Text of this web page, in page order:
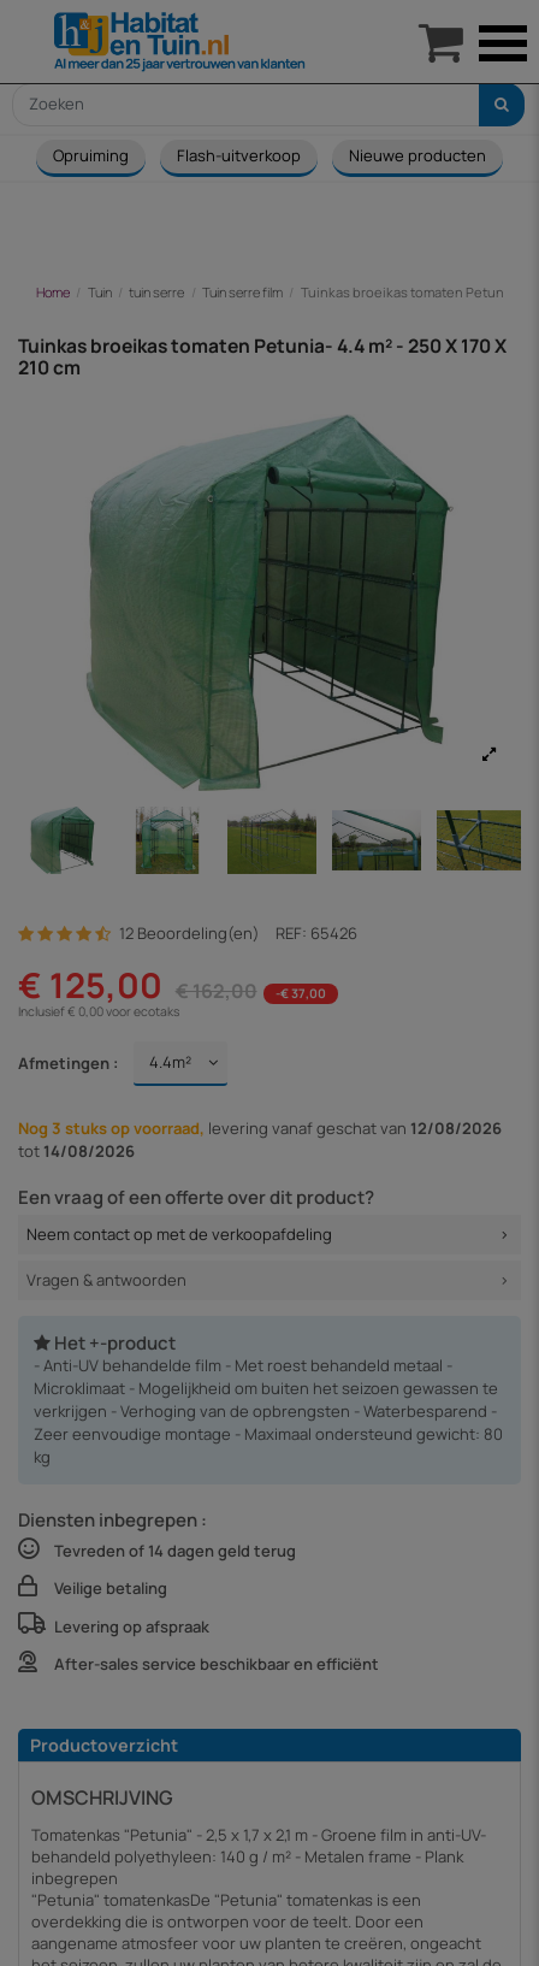
Opruiming Flash-uitverkoop Nieuwe producten
Home Tuin tuin serre Tuin serre film Tuinkas broeikas tomaten Petunia- 4.4
Tuinkas broeikas tomaten Petunia- 4.4 m² - 250 X 170 X
210 cm
12 Beoordeling(en) REF: 65426
€ 125,00 € 162,00
-€ 37,00
Inclusief € 0,00 voor ecotaks
Afmetingen :
Nog 3 stuks op voorraad, levering vanafgeschat van 12/08/2026
tot 14/08/2026
Een vraag of een offerte over dit product?
Neem contact op met de verkoopafdeling
Vragen & antwoorden
Het +-product
- Anti-UV behandelde film - Met roest behandeld metaal -
Microklimaat - Mogelijkheid om buiten het seizoen gewassen te
verkrijgen - Verhoging van de opbrengsten - Waterbesparend -
Zeer eenvoudige montage - Maximaal ondersteund gewicht: 80
kg
Diensten inbegrepen :
Tevreden of 14 dagen geld terug
Veilige betaling
Levering op afspraak
After-sales service beschikbaar en efficiënt
Productoverzicht
OMSCHRIJVING
Tomatenkas "Petunia" - 2,5 x 1,7 x 2,1 m - Groene film in anti-UV-
behandeld polyethyleen: 140 g / m² - Metalen frame - Plank
inbegrepen
"Petunia" tomatenkasDe "Petunia" tomatenkas is een
overdekking die is ontworpen voor de teelt. Door een
aangename atmosfeer voor uw planten te creëren, ongeacht
